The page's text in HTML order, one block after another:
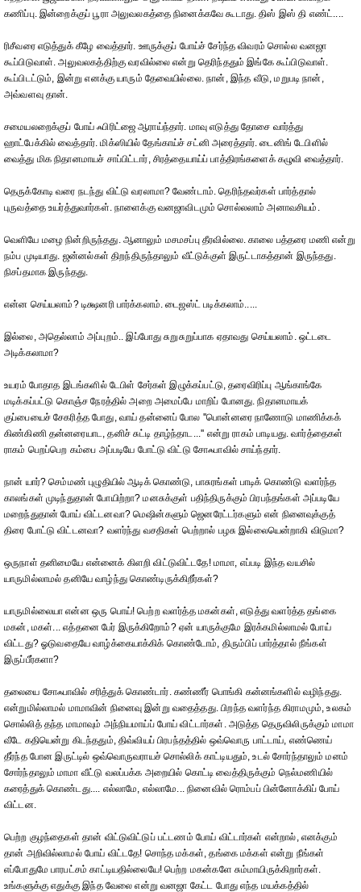
கணிப்பு. இன்றைக்குப் பூரா அலுவலகத்தை நினைக்கவே கூடாது. திஸ் இஸ் தி எண்ட்....
ரிசீவரை எடுத்துக் கீழே வைத்தார். ஊருக்குப் போய்ச் சேர்ந்த விவரம் சொல்ல வனஜா
கூப்பிடுவாள். அலுவலகத்திற்கு வரவில்லை என்று தெரிந்ததும் இங்கே கூப்பிடுவாள்.
கூப்பிடட்டும், இன்று எனக்கு யாரும் தேவையில்லை. நான், இந்த வீடு, மறுபடி நான்,
அவ்வளவு தான்.
சமையலறைக்குப் போய் ஃபிரிட்ஜை ஆராய்ந்தார். மாவு எடுத்து தோசை வார்த்து
ஹாட்பேக்கில் வைத்தார். மிக்ஸியில் தேங்காய்ச் சட்னி அரைத்தார். டைனிங் டேபிளில்
வைத்து மிக நிதானமாயச் சாப்பிட்டார், சிரத்தையாய்ப் பாத்திரங்களைக் கழுவி வைத்தார்.
தெருக்கோடி வரை நடந்து விட்டு வரலாமா? வேண்டாம். தெரிந்தவர்கள் பார்த்தால்
புருவத்தை உயர்த்துவார்கள். நாளைக்கு வனஜாவிடமும் சொல்லலாம் அனாவசியம்.
வெளியே மழை நின்றிருந்தது. ஆனாலும் மசமசப்பு தீரவில்லை. காலை பத்தரை மணி என்று
நம்ப முடியாது. ஜன்னல்கள் திறந்திருந்தாலும் வீட்டுக்குள் இருட்டாகத்தான் இருந்தது.
நிசப்தமாக இருந்தது.
என்ன செய்யலாம்? டிக்ஷனரி பார்க்கலாம். டைஜஸ்ட் படிக்கலாம்.....
இல்லை, அதெல்லாம் அப்புறம்.. இப்போது சுறுசுறுப்பாக ஏதாவது செய்யலாம். ஒட்டடை
அடிக்கலாமா?
உயரம் போதாத இடங்களில் டேபிள் சேர்கள் இழுக்கப்பட்டு, தரைவிரிப்பு ஆங்காங்கே
மடிக்கப்பட்டு கொஞ்ச நேரத்தில் அறை அமைப்பே மாறிப் போனது. நிதானமாயக்
குப்பையைச் சேகரித்த போது, வாய் தன்னைப் போல ''பொன்னரை நாணோடு மாணிக்கக்
கிண்கிணி தன்னரையாட, தனிச் சுட்டி தாழ்ந்தாட...'' என்று ராகம் பாடியது. வார்த்தைகள்
ராகம் பெறப்பெற கம்பை அப்படியே போட்டு விட்டு சோஃபாவில் சாய்ந்தார்.
நான் யார்? செம்மண் புழுதியில் ஆடிக் கொண்டு, பாசுரங்கள் பாடிக் கொண்டு வளர்ந்த
காலங்கள் முடிந்துதான் போயிற்றா? மனசுக்குள் பதிந்திருக்கும் பிரபந்தங்கள் அப்படியே
மறைந்துதான் போய் விட்டனவா? மெஷின்களும் ஜெனரேட்டர்களும் என் நினைவுக்குத்
திரை போட்டு விட்டனவா? வளர்ந்து வசதிகள் பெற்றால் பழசு இல்லையென்றாகி விடுமா?
ஒருநாள் தனிமையே என்னைக் கிளறி விட்டுவிட்டதே! மாமா, எப்படி இந்த வயசில்
யாருமில்லாமல் தனியே வாழ்ந்து கொண்டிருக்கிறீர்கள்?
யாருமில்லையா என்ன ஒரு பொய்! பெற்ற வளர்த்த மகன்கள், எடுத்து வளர்த்த தங்கை
மகன், மகள்... எத்தனை பேர் இருக்கிறோம்? ஏன் யாருக்குமே இரக்கமில்லாமல் போய்
விட்டது? ஓடுவதையே வாழ்க்கையாக்கிக் கொண்டோம், திரும்பிப் பார்த்தால் நீங்கள்
இருப்பீர்களா?
தலையை சோஃபாவில் சரித்துக் கொண்டார். கண்ணீர் பொங்கி கன்னங்களில் வழிந்தது.
என்றுமில்லாமல் மாமாவின் நினைவு இன்று வதைத்தது. பிறந்த வளர்ந்த கிராமமும், உலகம்
சொல்லித் தந்த மாமாவும் அந்நியமாய்ப் போய் விட்டார்கள். அடுத்த தெருவிலிருக்கும் மாமா
வீடே கதியென்று கிடந்ததும், திவ்வியப் பிரபந்தத்தில் ஒவ்வொரு பாட்டாய், எண்ணெய்
தீர்ந்த போன இருட்டில் ஒவ்வொருவராயச் சொல்லிக் காட்டியதும், உடல் சோர்ந்தாலும் மனம்
சோர்ந்தாலும் மாமா வீட்டு வலப்பக்க அறையில் கொட்டி வைத்திருக்கும் நெல்மணியில்
கரைத்துக் கொண்டது.... எல்லாமே, எல்லாமே... நினைவில் ரொம்பப் பின்னோக்கிப் போய்
விட்டன.
பெற்ற குழந்தைகள் தான் விட்டுவிட்டுப் பட்டணம் போய் விட்டார்கள் என்றால், எனக்கும்
தான் அறிவில்லாமல் போய் விட்டதே! சொந்த மக்கள், தங்கை மக்கள் என்று நீங்கள்
எப்போதுமே பாரபட்சம் காட்டியதில்லையே! பெற்ற மகன்களே சும்மாயிருக்கிறார்கள்.
உங்களுக்கு எதுக்கு இந்த வேலை என்று வனஜா கேட்ட போது எந்த மயக்கத்தில்